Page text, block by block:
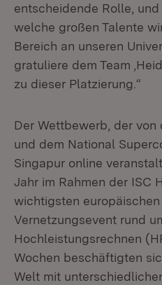
entscheidende Rolle, und
welche großen Talente
Bereich an unseren
gratuliere dem Team
zu dieser Platzierung.“
Der Wettbewerb, der von
und dem National
Singapur online
Jahr im Rahmen der ISC
wichtigsten
Vernetzungsevent rund
Hochleistungsrechnen
Wochen beschäftigten
Welt mit